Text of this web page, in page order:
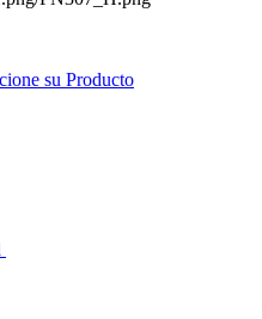
su Producto